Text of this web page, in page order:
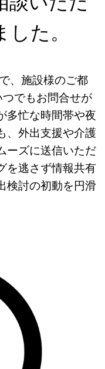
た。
、施設様のご都
でもお問合せが
多忙な時間帯や夜
、外出支援や介護
ーズに送信いただ
を逃さず情報共有
検討の初動を円滑